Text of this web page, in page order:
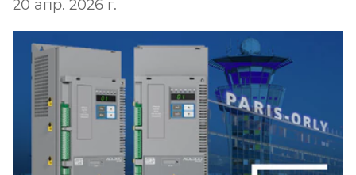
20 апр. 2026 г.